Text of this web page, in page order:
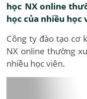
học NX online
học của nhiều học
Công ty đào tạo cơ
NX online thường
nhiều học viên.